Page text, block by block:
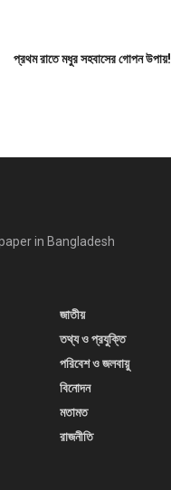
প্রথম রাতে মধুর সহবাসের গোপন উপায়!
in Bangladesh
জাতীয়
তথ্য ও প্রযুক্তি
পরিবেশ ও জলবায়ু
বিনোদন
মতামত
রাজনীতি